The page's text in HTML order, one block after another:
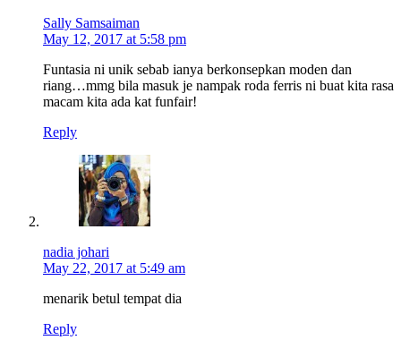
Sally Samsaiman
May 12, 2017 at 5:58 pm
Funtasia ni unik sebab ianya berkonsepkan moden dan
riang…mmg bila masuk je nampak roda ferris ni buat kita rasa
macam kita ada kat funfair!
Reply
nadia johari
May 22, 2017 at 5:49 am
menarik betul tempat dia
Reply